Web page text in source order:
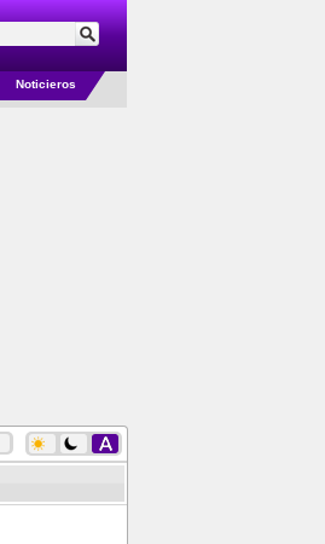
Noticieros